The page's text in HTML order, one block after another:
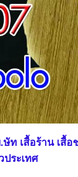
ท เสื้อร้าน เสื้
ประเทศ